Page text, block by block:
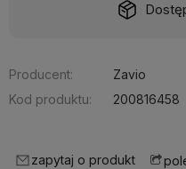
Producent:
Zavio
Kod produktu:
200816458
zapytaj o produkt